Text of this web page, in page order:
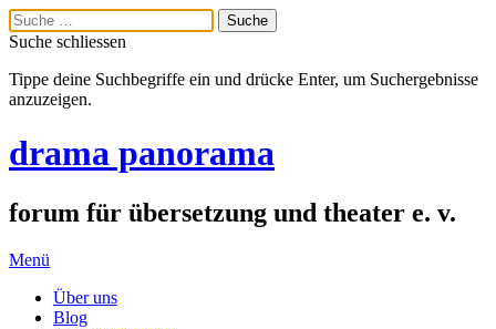
Suche schliessen
Tippe deine Suchbegriffe ein und drücke Enter, um Suchergebnisse
anzuzeigen.
drama panorama
forum für übersetzung und theater e. v.
Menü
Über uns
Blog